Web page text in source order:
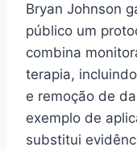
Bryan Johnson
público um
combina
terapia,
e remoção de
exemplo de
substitui